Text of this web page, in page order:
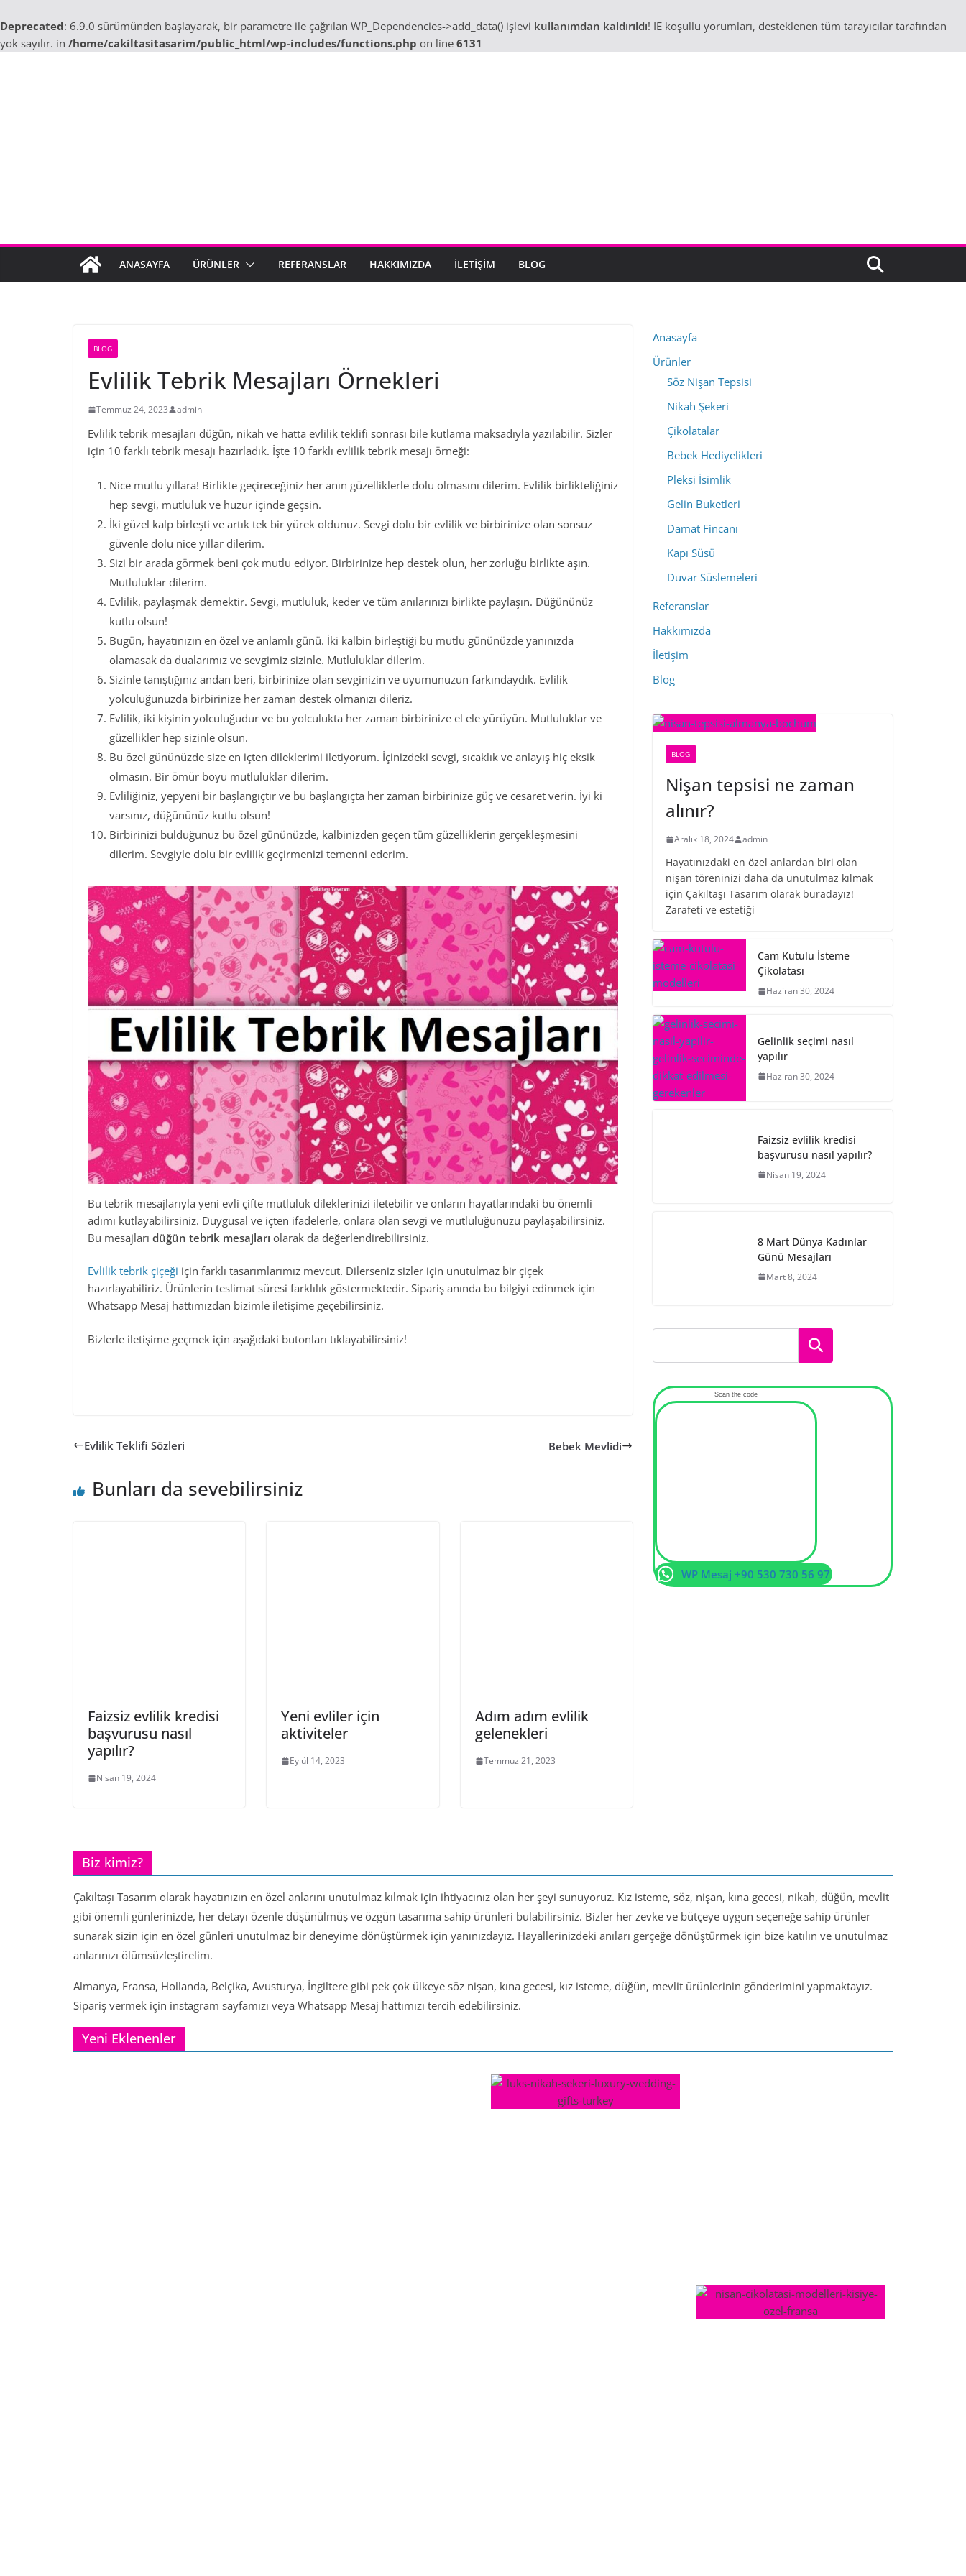
Deprecated: 6.9.0 sürümünden başlayarak, bir parametre ile çağrılan WP_Dependencies->add_data() işlevi kullanımdan kaldırıldı! IE koşullu yorumları, desteklenen tüm tarayıcılar tarafından
yok sayılır. in /home/cakiltasitasarim/public_html/wp-includes/functions.php on line 6131
ANASAYFA ÜRÜNLER REFERANSLAR HAKKIMIZDA İLETIŞIM BLOG
BLOG
Evlilik Tebrik Mesajları Örnekleri
Temmuz 24, 2023 admin
Evlilik tebrik mesajları düğün, nikah ve hatta evlilik teklifi sonrası bile kutlama maksadıyla yazılabilir. Sizler
için 10 farklı tebrik mesajı hazırladık. İşte 10 farklı evlilik tebrik mesajı örneği:
Nice mutlu yıllara! Birlikte geçireceğiniz her anın güzelliklerle dolu olmasını dilerim. Evlilik birlikteliğiniz
hep sevgi, mutluluk ve huzur içinde geçsin.
İki güzel kalp birleşti ve artık tek bir yürek oldunuz. Sevgi dolu bir evlilik ve birbirinize olan sonsuz
güvenle dolu nice yıllar dilerim.
Sizi bir arada görmek beni çok mutlu ediyor. Birbirinize hep destek olun, her zorluğu birlikte aşın.
Mutluluklar dilerim.
Evlilik, paylaşmak demektir. Sevgi, mutluluk, keder ve tüm anılarınızı birlikte paylaşın. Düğününüz
kutlu olsun!
Bugün, hayatınızın en özel ve anlamlı günü. İki kalbin birleştiği bu mutlu gününüzde yanınızda
olamasak da dualarımız ve sevgimiz sizinle. Mutluluklar dilerim.
Sizinle tanıştığınız andan beri, birbirinize olan sevginizin ve uyumunuzun farkındaydık. Evlilik
yolculuğunuzda birbirinize her zaman destek olmanızı dileriz.
Evlilik, iki kişinin yolculuğudur ve bu yolculukta her zaman birbirinize el ele yürüyün. Mutluluklar ve
güzellikler hep sizinle olsun.
Bu özel gününüzde size en içten dileklerimi iletiyorum. İçinizdeki sevgi, sıcaklık ve anlayış hiç eksik
olmasın. Bir ömür boyu mutluluklar dilerim.
Evliliğiniz, yepyeni bir başlangıçtır ve bu başlangıçta her zaman birbirinize güç ve cesaret verin. İyi ki
varsınız, düğününüz kutlu olsun!
Birbirinizi bulduğunuz bu özel gününüzde, kalbinizden geçen tüm güzelliklerin gerçekleşmesini
dilerim. Sevgiyle dolu bir evlilik geçirmenizi temenni ederim.
Bu tebrik mesajlarıyla yeni evli çifte mutluluk dileklerinizi iletebilir ve onların hayatlarındaki bu önemli
adımı kutlayabilirsiniz. Duygusal ve içten ifadelerle, onlara olan sevgi ve mutluluğunuzu paylaşabilirsiniz.
Bu mesajları düğün tebrik mesajları olarak da değerlendirebilirsiniz.
Evlilik tebrik çiçeği için farklı tasarımlarımız mevcut. Dilerseniz sizler için unutulmaz bir çiçek
hazırlayabiliriz. Ürünlerin teslimat süresi farklılık göstermektedir. Sipariş anında bu bilgiyi edinmek için
Whatsapp Mesaj hattımızdan bizimle iletişime geçebilirsiniz.
Bizlerle iletişime geçmek için aşağıdaki butonları tıklayabilirsiniz!
Evlilik Teklifi Sözleri Bebek Mevlidi
Bunları da sevebilirsiniz
Faizsiz evlilik kredisi
başvurusu nasıl
yapılır?
Nisan 19, 2024
Yeni evliler için
aktiviteler
Eylül 14, 2023
Adım adım evlilik
gelenekleri
Temmuz 21, 2023
Anasayfa
Ürünler
Söz Nişan Tepsisi
Nikah Şekeri
Çikolatalar
Bebek Hediyelikleri
Pleksi İsimlik
Gelin Buketleri
Damat Fincanı
Kapı Süsü
Duvar Süslemeleri
Referanslar
Hakkımızda
İletişim
Blog
BLOG
Nişan tepsisi ne zaman
alınır?
Aralık 18, 2024 admin
Hayatınızdaki en özel anlardan biri olan
nişan töreninizi daha da unutulmaz kılmak
için Çakıltaşı Tasarım olarak buradayız!
Zarafeti ve estetiği
Cam Kutulu İsteme
Çikolatası
Haziran 30, 2024
Gelinlik seçimi nasıl
yapılır
Haziran 30, 2024
Faizsiz evlilik kredisi
başvurusu nasıl yapılır?
Nisan 19, 2024
8 Mart Dünya Kadınlar
Günü Mesajları
Mart 8, 2024
Ara
Scan the code
WP Mesaj +90 530 730 56 97
Biz kimiz?
Çakıltaşı Tasarım olarak hayatınızın en özel anlarını unutulmaz kılmak için ihtiyacınız olan her şeyi sunuyoruz. Kız isteme, söz, nişan, kına gecesi, nikah, düğün, mevlit
gibi önemli günlerinizde, her detayı özenle düşünülmüş ve özgün tasarıma sahip ürünleri bulabilirsiniz. Bizler her zevke ve bütçeye uygun seçeneğe sahip ürünler
sunarak sizin için en özel günleri unutulmaz bir deneyime dönüştürmek için yanınızdayız. Hayallerinizdeki anıları gerçeğe dönüştürmek için bize katılın ve unutulmaz
anlarınızı ölümsüzleştirelim.
Almanya, Fransa, Hollanda, Belçika, Avusturya, İngiltere gibi pek çok ülkeye söz nişan, kına gecesi, kız isteme, düğün, mevlit ürünlerinin gönderimini yapmaktayız.
Sipariş vermek için instagram sayfamızı veya Whatsapp Mesaj hattımızı tercih edebilirsiniz.
Yeni Eklenenler